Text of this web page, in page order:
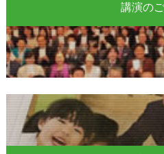
講演の